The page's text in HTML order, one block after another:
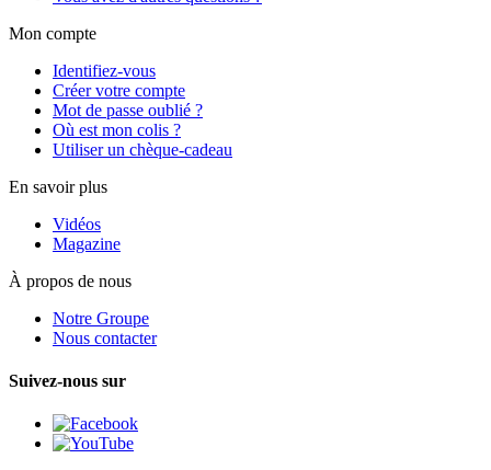
Mon compte
Identifiez-vous
Créer votre compte
Mot de passe oublié ?
Où est mon colis ?
Utiliser un chèque-cadeau
En savoir plus
Vidéos
Magazine
À propos de nous
Notre Groupe
Nous contacter
Suivez-nous sur